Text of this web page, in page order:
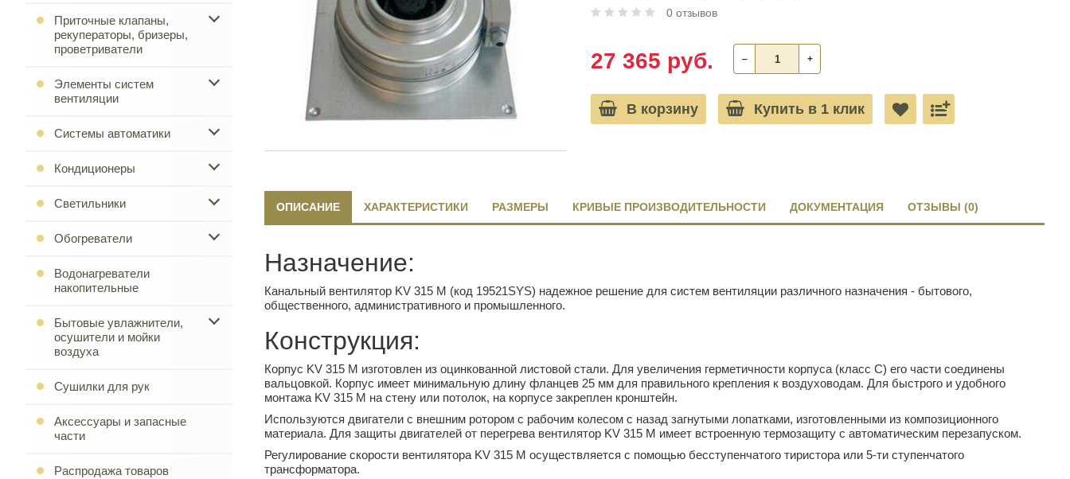
Приточные клапаны,
рекуператоры, бризеры,
проветриватели
Элементы систем
вентиляции
Системы автоматики
Кондиционеры
Светильники
Обогреватели
Водонагреватели
накопительные
Бытовые увлажнители,
осушители и мойки
воздуха
Сушилки для рук
Аксессуары и запасные
части
Распродажа товаров
0 отзывов
27 365 руб. ‒ +
В корзину Купить в 1 клик
ОПИСАНИЕ ХАРАКТЕРИСТИКИ РАЗМЕРЫ КРИВЫЕ ПРОИЗВОДИТЕЛЬНОСТИ ДОКУМЕНТАЦИЯ ОТЗЫВЫ (0)
Назначение:
Канальный вентилятор KV 315 M (код 19521SYS) надежное решение для систем вентиляции различного назначения - бытового,
общественного, административного и промышленного.
Конструкция:
Корпус KV 315 M изготовлен из оцинкованной листовой стали. Для увеличения герметичности корпуса (класс С) его части соединены
вальцовкой. Корпус имеет минимальную длину фланцев 25 мм для правильного крепления к воздуховодам. Для быстрого и удобного
монтажа KV 315 M на стену или потолок, на корпусе закреплен кронштейн.
Используются двигатели с внешним ротором с рабочим колесом с назад загнутыми лопатками, изготовленными из композиционного
материала. Для защиты двигателей от перегрева вентилятор KV 315 M имеет встроенную термозащиту с автоматическим перезапуском.
Регулирование скорости вентилятора KV 315 M осуществляется с помощью бесступенчатого тиристора или 5-ти ступенчатого
трансформатора.